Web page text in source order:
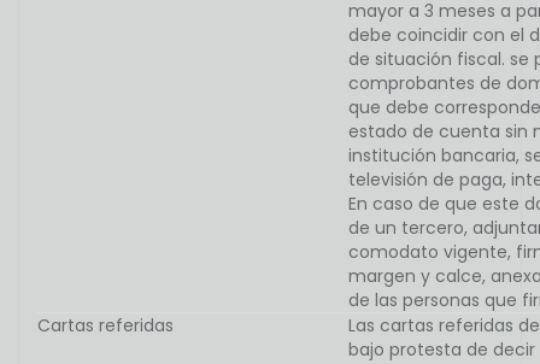
mayor a 3 meses a
debe coincidir con el
de situación fiscal. se
comprobantes de
que debe
estado de cuenta sin
institución bancaria,
televisión de paga,
En caso de que este
de un tercero,
comodato vigente,
margen y calce,
de las personas que
Cartas referidas
Las cartas referidas
bajo protesta de decir